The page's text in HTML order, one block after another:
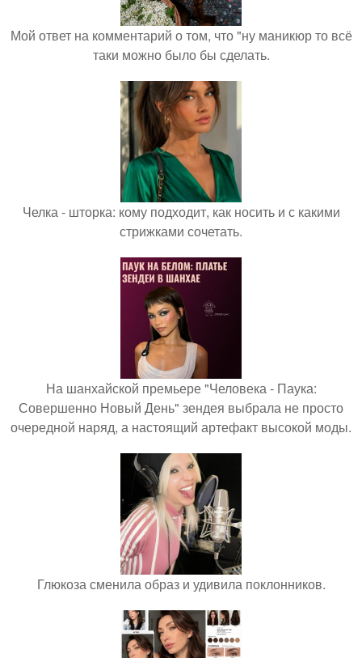
Мой ответ на комментарий о том, что "ну маникюр то всё
таки можно было бы сделать.
Челка - шторка: кому подходит, как носить и с какими
стрижками сочетать.
На шанхайской премьере "Человека - Паука:
Совершенно Новый День" зендея выбрала не просто
очередной наряд, а настоящий артефакт высокой моды.
Глюкоза сменила образ и удивила поклонников.